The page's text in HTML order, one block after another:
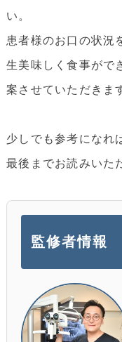
い。
患者様のお口の状況
生美味しく食事がで
案させていただきま
少しでも参考になれ
最後までお読みいた
監修者情報